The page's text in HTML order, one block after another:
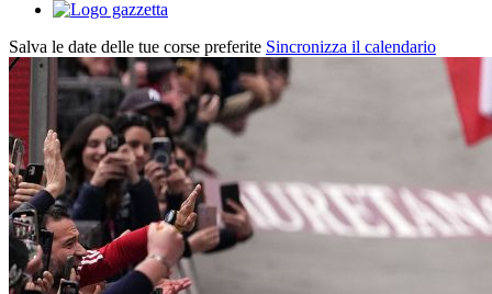
Salva le date delle tue corse preferite Sincronizza il calendario